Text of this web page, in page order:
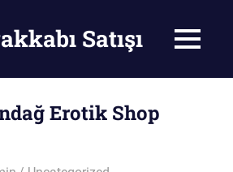
Satışı MENU
Erotik Shop